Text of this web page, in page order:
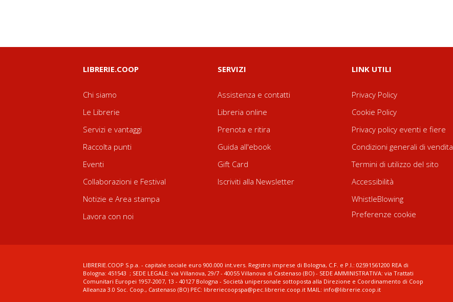
LIBRERIE.COOP
Chi siamo
Le Librerie
Servizi e vantaggi
Raccolta punti
Eventi
Collaborazioni e Festival
Notizie e Area stampa
Lavora con noi
SERVIZI
Assistenza e contatti
Libreria online
Prenota e ritira
Guida all'ebook
Gift Card
Iscriviti alla Newsletter
LINK UTILI
Privacy Policy
Cookie Policy
Privacy policy eventi e fiere
Condizioni generali di vendita
Termini di utilizzo del sito
Accessibilità
WhistleBlowing
Preferenze cookie
LIBRERIE.COOP S.p.a. - capitale sociale euro 900.000 int.vers. Registro imprese di Bologna, C.F. e P.I.: 02591561200 REA di
Bologna: 451543 ; SEDE LEGALE: via Villanova, 29/7 - 40055 Villanova di Castenaso (BO) - SEDE AMMINISTRATIVA: via Trattati
Comunitari Europei 1957-2007, 13 - 40127 Bologna - Società unipersonale sottoposta alla Direzione e Coordinamento di Coop
Alleanza 3.0 Soc. Coop., Castenaso (BO) PEC: libreriecoopspa@pec.librerie.coop.it MAIL: info@librerie.coop.it